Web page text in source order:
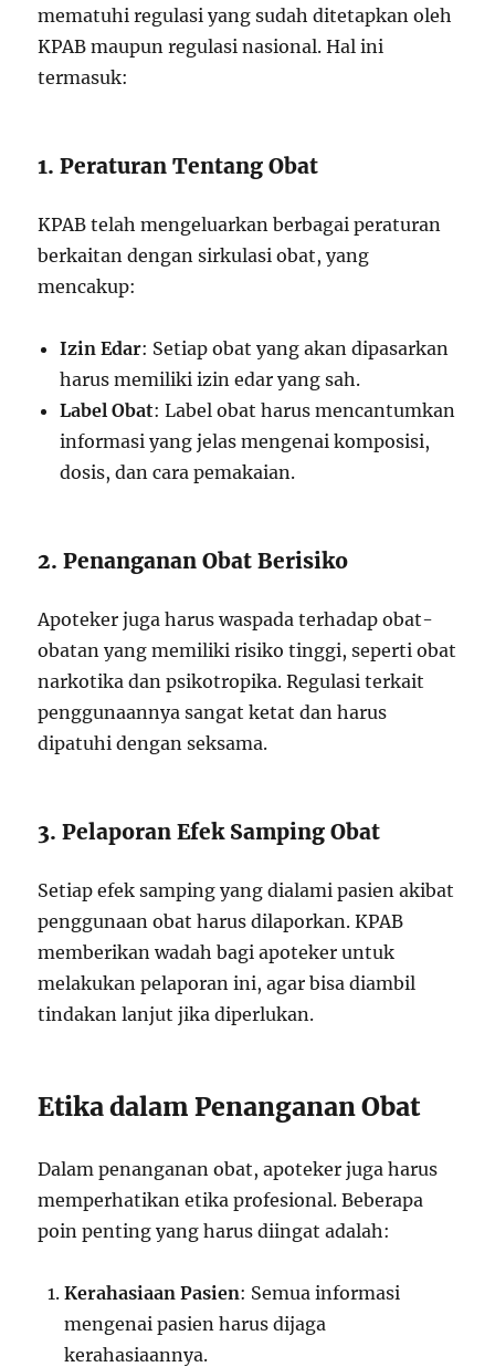
mematuhi regulasi yang sudah ditetapkan oleh
KPAB maupun regulasi nasional. Hal ini
termasuk:
1. Peraturan Tentang Obat
KPAB telah mengeluarkan berbagai peraturan
berkaitan dengan sirkulasi obat, yang
mencakup:
Izin Edar: Setiap obat yang akan dipasarkan
harus memiliki izin edar yang sah.
Label Obat: Label obat harus mencantumkan
informasi yang jelas mengenai komposisi,
dosis, dan cara pemakaian.
2. Penanganan Obat Berisiko
Apoteker juga harus waspada terhadap obat-
obatan yang memiliki risiko tinggi, seperti obat
narkotika dan psikotropika. Regulasi terkait
penggunaannya sangat ketat dan harus
dipatuhi dengan seksama.
3. Pelaporan Efek Samping Obat
Setiap efek samping yang dialami pasien akibat
penggunaan obat harus dilaporkan. KPAB
memberikan wadah bagi apoteker untuk
melakukan pelaporan ini, agar bisa diambil
tindakan lanjut jika diperlukan.
Etika dalam Penanganan Obat
Dalam penanganan obat, apoteker juga harus
memperhatikan etika profesional. Beberapa
poin penting yang harus diingat adalah:
Kerahasiaan Pasien: Semua informasi
mengenai pasien harus dijaga
kerahasiaannya.